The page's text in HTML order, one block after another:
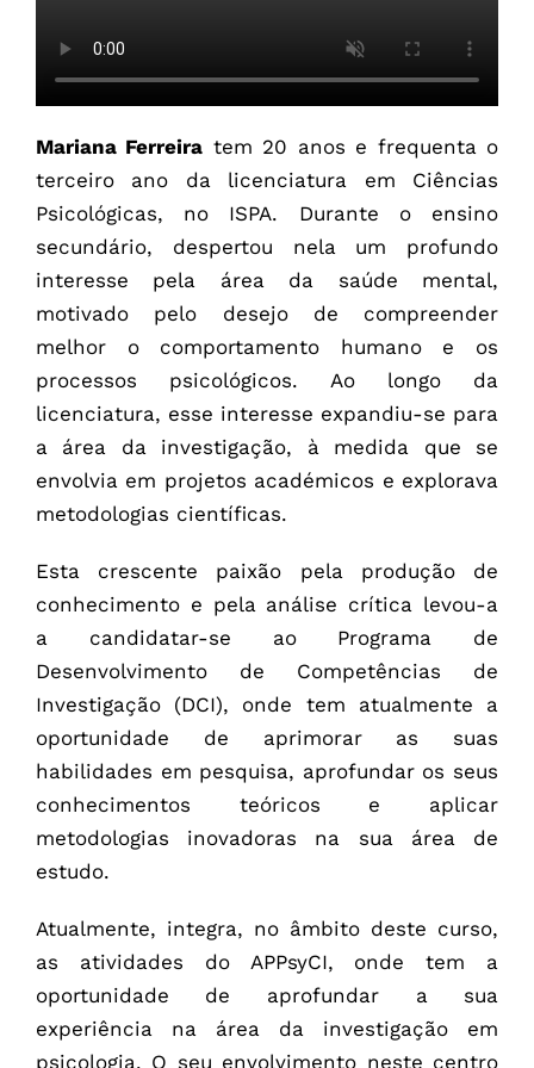
Mariana Ferreira tem 20 anos e frequenta o
terceiro ano da licenciatura em Ciências
Psicológicas, no ISPA. Durante o ensino
secundário, despertou nela um profundo
interesse pela área da saúde mental,
motivado pelo desejo de compreender
melhor o comportamento humano e os
processos psicológicos. Ao longo da
licenciatura, esse interesse expandiu-se para
a área da investigação, à medida que se
envolvia em projetos académicos e explorava
metodologias científicas.
Esta crescente paixão pela produção de
conhecimento e pela análise crítica levou-a
a candidatar-se ao Programa de
Desenvolvimento de Competências de
Investigação (DCI), onde tem atualmente a
oportunidade de aprimorar as suas
habilidades em pesquisa, aprofundar os seus
conhecimentos teóricos e aplicar
metodologias inovadoras na sua área de
estudo.
Atualmente, integra, no âmbito deste curso,
as atividades do APPsyCI, onde tem a
oportunidade de aprofundar a sua
experiência na área da investigação em
psicologia. O seu envolvimento neste centro